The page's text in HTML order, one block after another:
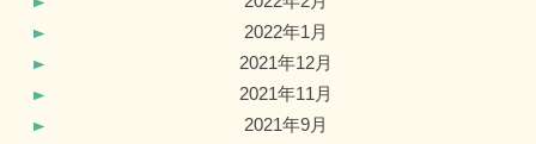
2022年1月
2021年12月
2021年11月
2021年9月